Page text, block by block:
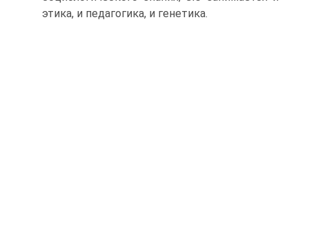
этика, и педагогика, и генетика.